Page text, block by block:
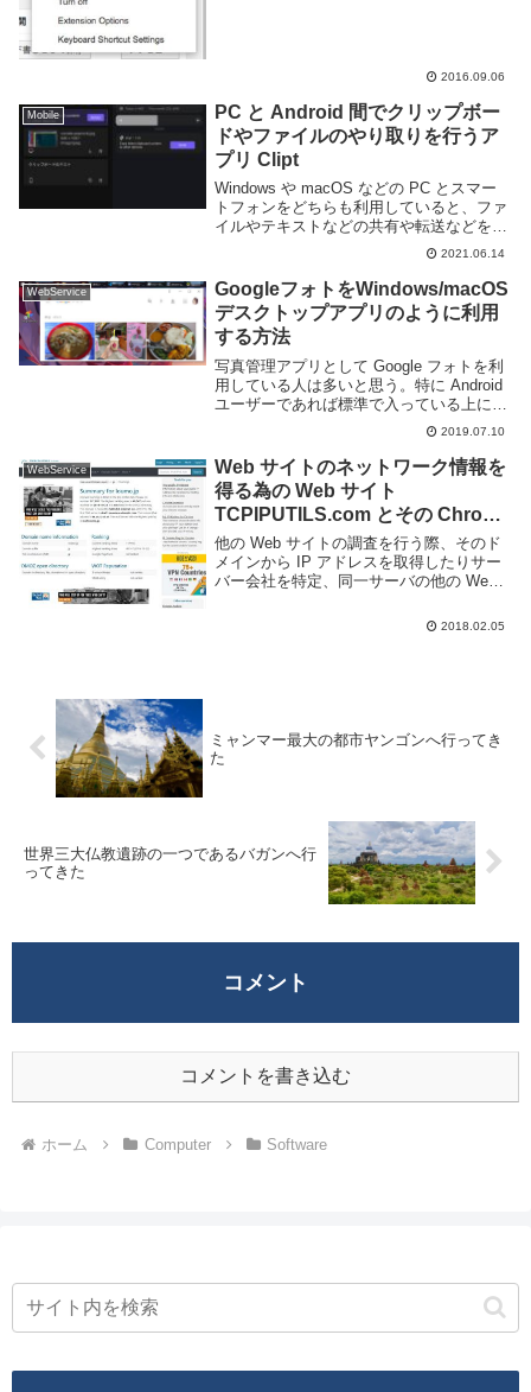
2016.09.06
Mobile
PC と Android 間でクリップボー
ドやファイルのやり取りを行うア
プリ Clipt
Windows や macOS などの PC とスマー
トフォンをどちらも利用していると、ファ
イルやテキストなどの共有や転送などを行
う機会は多いと思う。自分もメモ帳替わり
に Google Keep を使ったり、ファイルの
転送には Dropbo...
2021.06.14
WebService
GoogleフォトをWindows/macOS
デスクトップアプリのように利用
する方法
写真管理アプリとして Google フォトを利
用している人は多いと思う。特に Android
ユーザーであれば標準で入っている上に撮
った写真を自動的にクラウドへバックアッ
プできるため、利用者は多いだろう。この
Google フォト、スマホア...
2019.07.10
WebService
Web サイトのネットワーク情報を
得る為の Web サイト
TCPIPUTILS.com とその Chrome
拡張機能
他の Web サイトの調査を行う際、そのド
メインから IP アドレスを取得したりサー
バー会社を特定、同一サーバの他の Web
要がある。欲しい情報を一つ一つ調べてい
2018.02.05
ミャンマー最大の都市ヤンゴンへ行ってき
た
世界三大仏教遺跡の一つであるバガンへ行
ってきた
コメント
コメントを書き込む
ホーム Computer Software